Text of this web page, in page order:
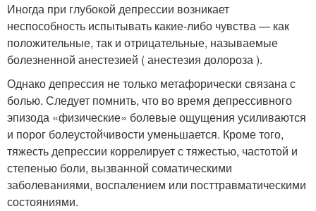
Иногда при глубокой депрессии возникает
неспособность испытывать какие-либо чувства — как
положительные, так и отрицательные, называемые
болезненной анестезией ( анестезия долороза ).
Однако депрессия не только метафорически связана с
болью. Следует помнить, что во время депрессивного
эпизода «физические» болевые ощущения усиливаются
и порог болеустойчивости уменьшается. Кроме того,
тяжесть депрессии коррелирует с тяжестью, частотой и
степенью боли, вызванной соматическими
заболеваниями, воспалением или посттравматическими
состояниями.